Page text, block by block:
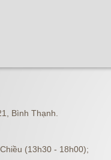
Bình Thạnh.
(13h30 - 18h00);